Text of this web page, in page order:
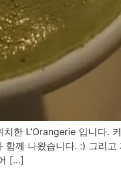
한 L’Orangerie 입니다.
께 나왔습니다. :) 그리
[…]